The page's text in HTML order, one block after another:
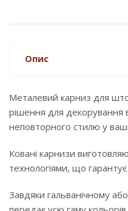
Опис
Металевий карниз для
рішення для декорування
неповторного стилю у
Ковані карнизи
технологіями, що гарантує
Завдяки гальванічному